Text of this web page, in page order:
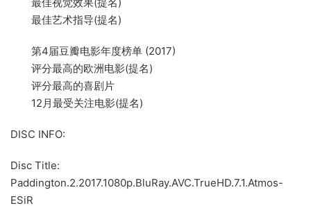
最佳视觉效果(提名)
最佳艺术指导(提名)
第4届豆瓣电影年度榜单 (2017)
评分最高的欧洲电影(提名)
评分最高的喜剧片
12月最受关注电影(提名)
DISC INFO:
Disc Title:
Paddington.2.2017.1080p.BluRay.AVC.TrueHD.7.1.Atmos-
ESiR